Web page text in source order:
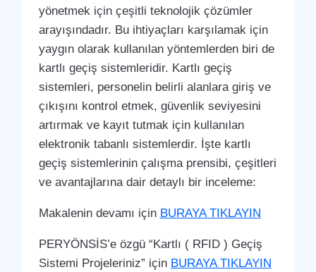
yönetmek için çeşitli teknolojik çözümler
arayışındadır. Bu ihtiyaçları karşılamak için
yaygın olarak kullanılan yöntemlerden biri de
kartlı geçiş sistemleridir. Kartlı geçiş
sistemleri, personelin belirli alanlara giriş ve
çıkışını kontrol etmek, güvenlik seviyesini
artırmak ve kayıt tutmak için kullanılan
elektronik tabanlı sistemlerdir. İşte kartlı
geçiş sistemlerinin çalışma prensibi, çeşitleri
ve avantajlarına dair detaylı bir inceleme:
Makalenin devamı için BURAYA TIKLAYIN
PERYÖNSİS’e özgü “Kartlı ( RFID ) Geçiş
Sistemi Projeleriniz” için BURAYA TIKLAYIN